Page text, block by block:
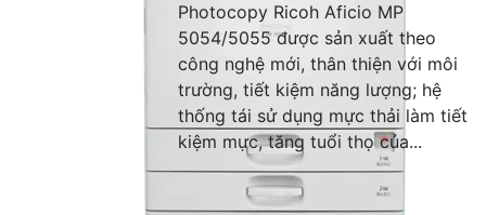
Photocopy Ricoh Aficio MP
5054/5055 được sản xuất theo
công nghệ mới, thân thiện với môi
trường, tiết kiệm năng lượng; hệ
thống tái sử dụng mực thải làm tiết
kiệm mực, tăng tuổi thọ của...